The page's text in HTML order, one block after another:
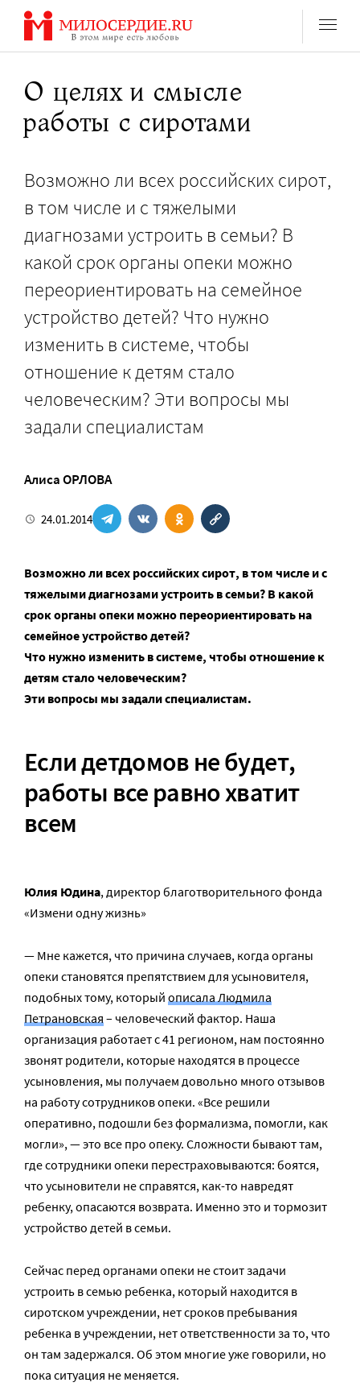
Перейти
содержанию
О целях и смысле
работы с сиротами
Возможно ли всех российских сирот,
в том числе и с тяжелыми
диагнозами устроить в семьи? В
какой срок органы опеки можно
переориентировать на семейное
устройство детей? Что нужно
изменить в системе, чтобы
отношение к детям стало
человеческим? Эти вопросы мы
задали специалистам
Алиса ОРЛОВА
24.01.2014
Возможно ли всех российских сирот, в том числе и с
тяжелыми диагнозами устроить в семьи? В какой
срок органы опеки можно переориентировать на
семейное устройство детей?
Что нужно изменить в системе, чтобы отношение к
детям стало человеческим?
Эти вопросы мы задали специалистам.
Если детдомов не будет,
работы все равно хватит
всем
Юлия Юдина, директор благотворительного фонда
«Измени одну жизнь»
— Мне кажется, что причина случаев, когда органы
опеки становятся препятствием для усыновителя,
подобных тому, который описала Людмила
Петрановская– человеческий фактор. Наша
организация работает с 41 регионом, нам постоянно
звонят родители, которые находятся в процессе
усыновления, мы получаем довольно много отзывов
на работу сотрудников опеки. «Все решили
оперативно, подошли без формализма, помогли, как
могли», — это все про опеку. Сложности бывают там,
где сотрудники опеки перестраховываются: боятся,
что усыновители не справятся, как-то навредят
ребенку, опасаются возврата. Именно это и тормозит
устройство детей в семьи.
Сейчас перед органами опеки не стоит задачи
устроить в семью ребенка, который находится в
сиротском учреждении, нет сроков пребывания
ребенка в учреждении, нет ответственности за то, что
он там задержался. Об этом многие уже говорили, но
пока ситуация не меняется.